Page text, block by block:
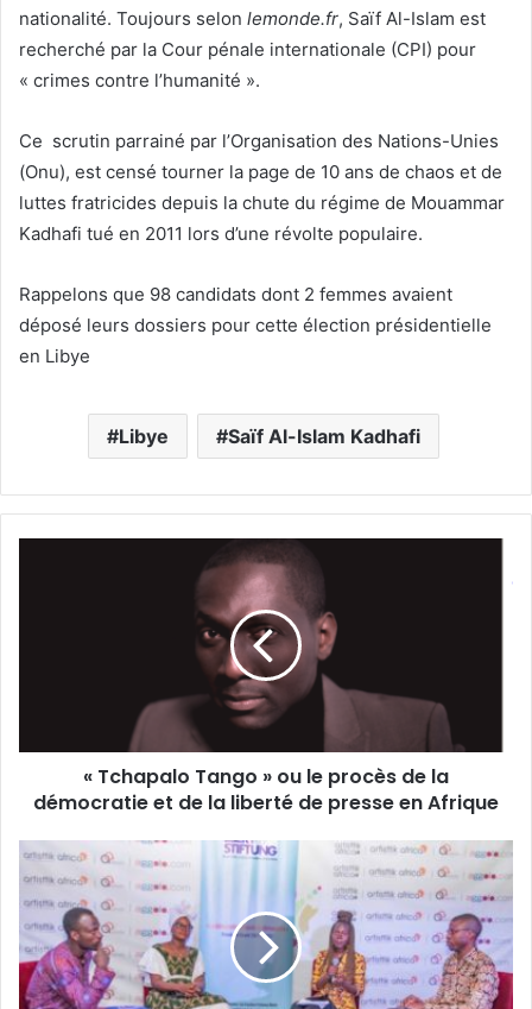
nationalité. Toujours selon lemonde.fr, Saïf Al-Islam est
recherché par la Cour pénale internationale (CPI) pour
« crimes contre l’humanité ».
Ce scrutin parrainé par l’Organisation des Nations-Unies
(Onu), est censé tourner la page de 10 ans de chaos et de
luttes fratricides depuis la chute du régime de Mouammar
Kadhafi tué en 2011 lors d’une révolte populaire.
Rappelons que 98 candidats dont 2 femmes avaient
déposé leurs dossiers pour cette élection présidentielle
en Libye
Libye Saïf Al-Islam Kadhafi
« Tchapalo Tango » ou le procès de la
démocratie et de la liberté de presse en Afrique